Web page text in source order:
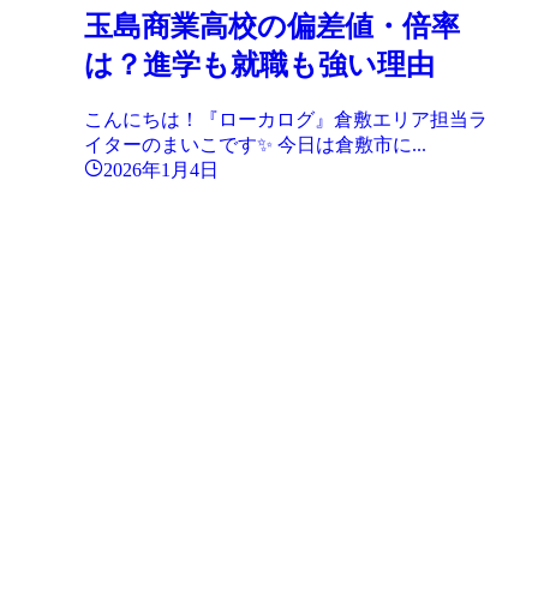
玉島商業高校の偏差値・倍率
は？進学も就職も強い理由
こんにちは！『ローカログ』倉敷エリア担当ラ
イターのまいこです✨ 今日は倉敷市に...
2026年1月4日